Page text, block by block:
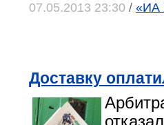
07.05.2013 23:30 / «ИА
Доставку